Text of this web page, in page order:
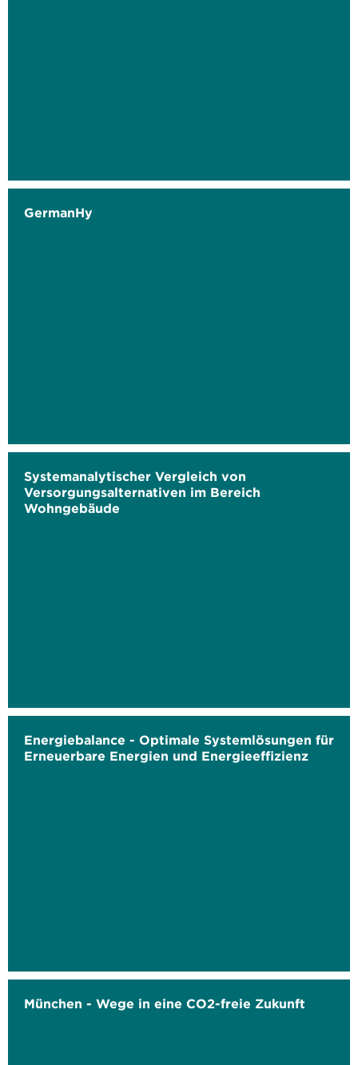
GermanHy
Systemanalytischer Vergleich von
Versorgungsalternativen im Bereich
Wohngebäude
Energiebalance - Optimale Systemlösungen für
Erneuerbare Energien und Energieeffizienz
München - Wege in eine CO2-freie Zukunft